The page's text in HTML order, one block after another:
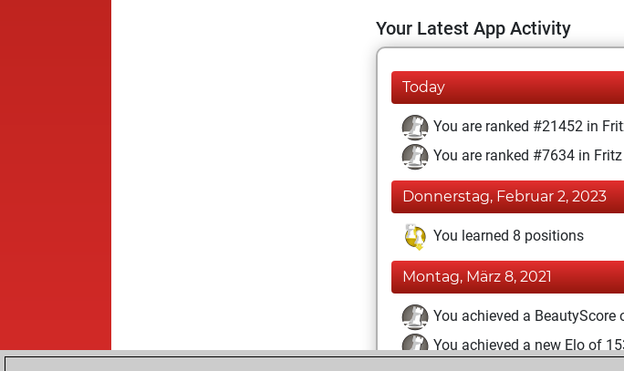
Your Latest App Activity
Today
You are ranked #21452 in
You are ranked #7634 in
Donnerstag, Februar 2, 2023
You learned 8 positions
Montag, März 8, 2021
You achieved a BeautyScore
You achieved a new Elo of